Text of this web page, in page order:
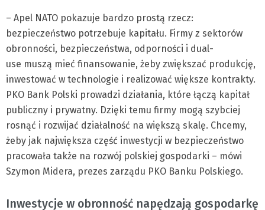
– Apel NATO pokazuje bardzo prostą rzecz:
bezpieczeństwo potrzebuje kapitału. Firmy z sektorów
obronności, bezpieczeństwa, odporności i dual-
use muszą mieć finansowanie, żeby zwiększać produkcję,
inwestować w technologie i realizować większe kontrakty.
PKO Bank Polski prowadzi działania, które łączą kapitał
publiczny i prywatny. Dzięki temu firmy mogą szybciej
rosnąć i rozwijać działalność na większą skalę. Chcemy,
żeby jak największa część inwestycji w bezpieczeństwo
pracowała także na rozwój polskiej gospodarki – mówi
Szymon Midera, prezes zarządu PKO Banku Polskiego.
Inwestycje w obronność napędzają gospodarkę